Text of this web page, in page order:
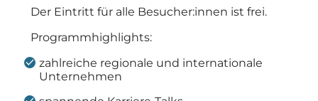
Der Eintritt für alle Besucher:innen ist frei.
Programmhighlights:
zahlreiche regionale und internationale
Unternehmen